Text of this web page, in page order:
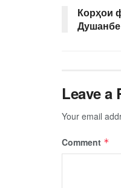
Корҳои
Душанбе
Leave a
Your email
Comment *